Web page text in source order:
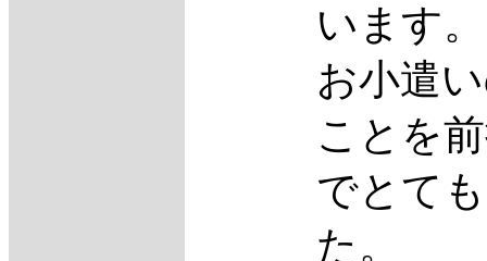
います。
お小遣
ことを
でとて
た。